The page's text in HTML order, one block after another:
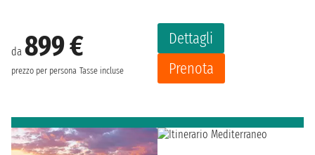
da 899 €
prezzo per persona Tasse incluse
Dettagli
Prenota